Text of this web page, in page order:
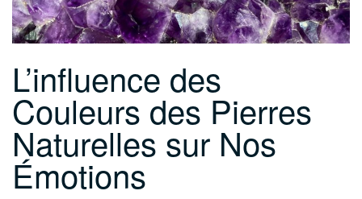
L’influence des
Couleurs des Pierres
Naturelles sur Nos
Émotions